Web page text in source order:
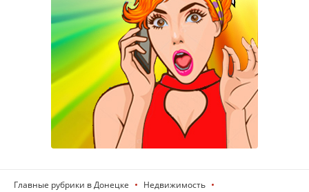
Главные рубрики в Донецке
Недвижимость